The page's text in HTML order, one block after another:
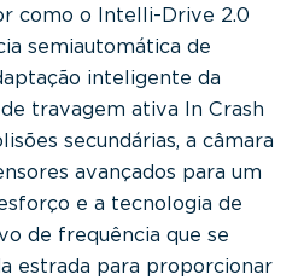
como o Intelli-Drive 2.0
semiautomática de
inteligente da
travagem ativa In Crash
secundárias, a câmara
avançados para um
e a tecnologia de
de frequência que se
estrada para proporcionar